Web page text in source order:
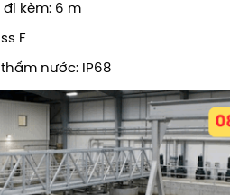
kèm: 6 m
F
nước: IP68